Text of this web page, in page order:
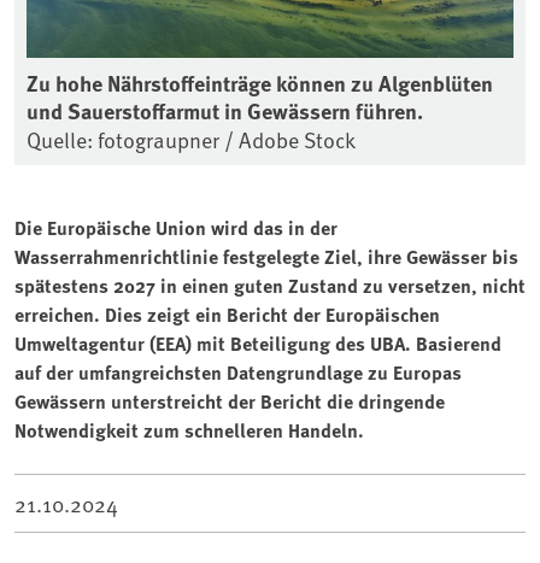
Zu hohe Nährstoffeinträge können zu Algenblüten
und Sauerstoffarmut in Gewässern führen.
Quelle: fotograupner / Adobe Stock
Die Europäische Union wird das in der
Wasserrahmenrichtlinie festgelegte Ziel, ihre Gewässer bis
spätestens 2027 in einen guten Zustand zu versetzen, nicht
erreichen. Dies zeigt ein Bericht der Europäischen
Umweltagentur (EEA) mit Beteiligung des UBA. Basierend
auf der umfangreichsten Datengrundlage zu Europas
Gewässern unterstreicht der Bericht die dringende
Notwendigkeit zum schnelleren Handeln.
21.10.2024